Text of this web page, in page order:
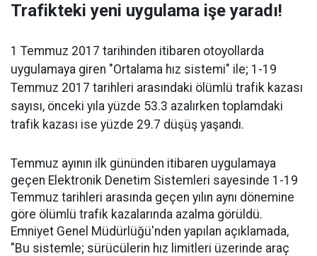
Trafikteki yeni uygulama işe yaradı!
1 Temmuz 2017 tarihinden itibaren otoyollarda
uygulamaya giren "Ortalama hız sistemi" ile; 1-19
Temmuz 2017 tarihleri arasındaki ölümlü trafik kazası
sayısı, önceki yıla yüzde 53.3 azalırken toplamdaki
trafik kazası ise yüzde 29.7 düşüş yaşandı.
Temmuz ayının ilk gününden itibaren uygulamaya
geçen Elektronik Denetim Sistemleri sayesinde 1-19
Temmuz tarihleri arasında geçen yılın aynı dönemine
göre ölümlü trafik kazalarında azalma görüldü.
Emniyet Genel Müdürlüğü'nden yapılan açıklamada,
"Bu sistemle; sürücülerin hız limitleri üzerinde araç